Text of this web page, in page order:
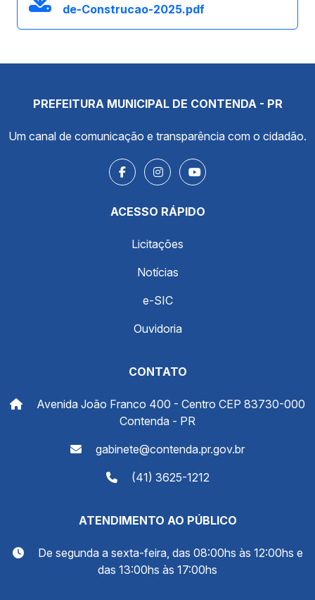
de-Construcao-2025.pdf
PREFEITURA MUNICIPAL DE CONTENDA - PR
Um canal de comunicação e transparência com o cidadão.
ACESSO RÁPIDO
Licitações
Notícias
e-SIC
Ouvidoria
CONTATO
Avenida João Franco 400 - Centro CEP 83730-000
Contenda - PR
gabinete@contenda.pr.gov.br
(41) 3625-1212
ATENDIMENTO AO PÚBLICO
De segunda a sexta-feira, das 08:00hs às 12:00hs e
das 13:00hs às 17:00hs